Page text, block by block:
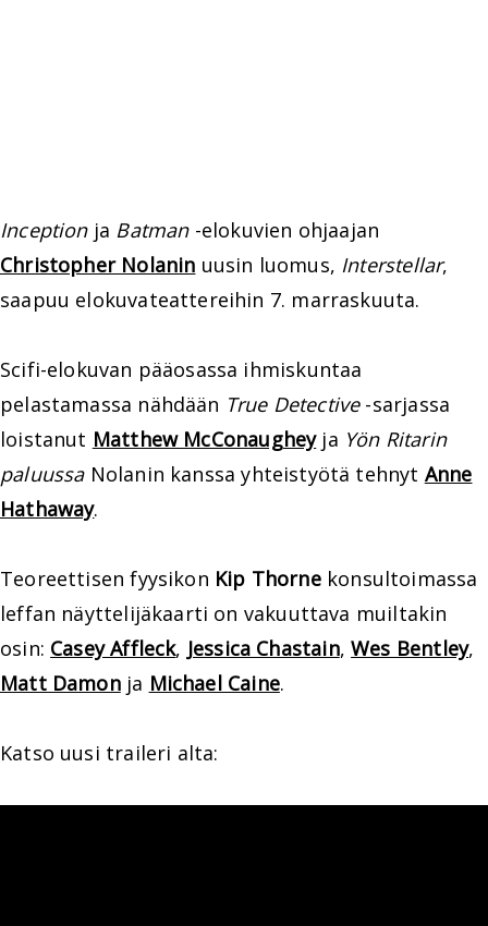
Inceptionja Batman-elokuvien ohjaajan
Christopher Nolanin uusin luomus, Interstellar,
saapuu elokuvateattereihin 7. marraskuuta.
Scifi-elokuvan pääosassa ihmiskuntaa
pelastamassa nähdään True Detective-sarjassa
loistanut Matthew McConaugheyja Yön Ritarin
paluussaNolanin kanssa yhteistyötä tehnyt Anne
Hathaway.
Teoreettisen fyysikon Kip Thornekonsultoimassa
leffan näyttelijäkaarti on vakuuttava muiltakin
osin: Casey Affleck, Jessica Chastain,Wes Bentley,
Matt Damonja Michael Caine.
Katso uusi traileri alta: